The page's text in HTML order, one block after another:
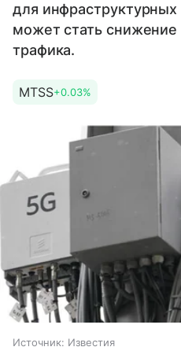
для
может стать снижение
трафика.
MTSS+0.03%
Источник: Известия